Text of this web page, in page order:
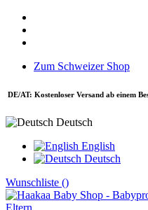
Zum Schweizer Shop
DE/AT: Kostenloser Versand ab einem
Deutsch
English
Deutsch
Wunschliste ()